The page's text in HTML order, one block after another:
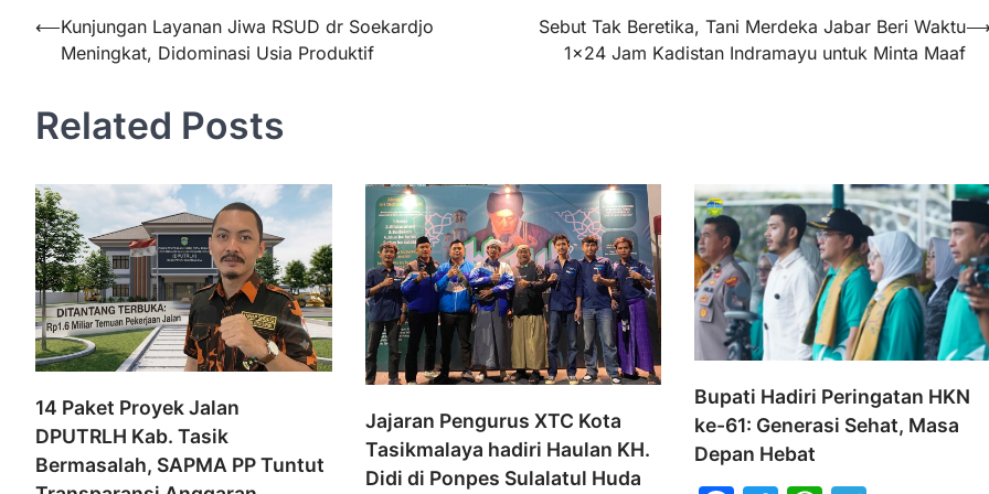
Navigasi
pos
⟵Kunjungan Layanan Jiwa RSUD dr Soekardjo
Meningkat, Didominasi Usia Produktif
Sebut Tak Beretika, Tani Merdeka Jabar Beri Waktu
1×24 Jam Kadistan Indramayu untuk Minta Maaf
Related Posts
14 Paket Proyek Jalan
DPUTRLH Kab. Tasik
Bermasalah, SAPMA PP Tuntut
Jajaran Pengurus XTC Kota
Tasikmalaya hadiri Haulan KH.
Didi di Ponpes Sulalatul Huda
Bupati Hadiri Peringatan HKN
ke-61: Generasi Sehat, Masa
Depan Hebat